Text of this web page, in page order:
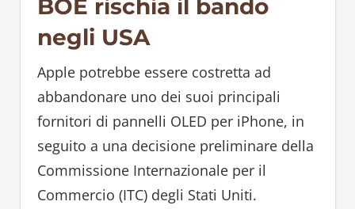
BOE rischia il bando
negli USA
Apple potrebbe essere costretta ad
abbandonare uno dei suoi principali
fornitori di pannelli OLED per iPhone, in
seguito a una decisione preliminare della
Commissione Internazionale per il
Commercio (ITC) degli Stati Uniti.